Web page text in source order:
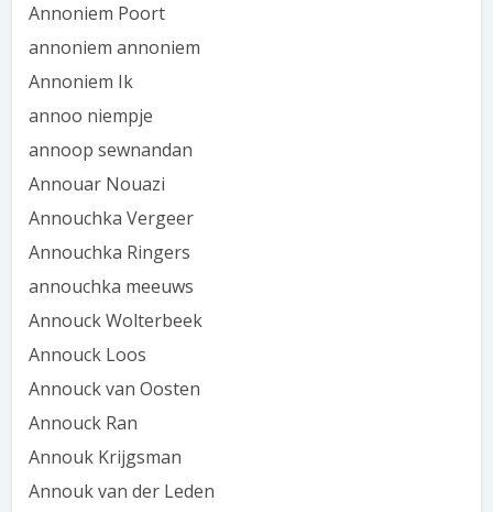
Annoniem Poort
annoniem annoniem
Annoniem Ik
annoo niempje
annoop sewnandan
Annouar Nouazi
Annouchka Vergeer
Annouchka Ringers
annouchka meeuws
Annouck Wolterbeek
Annouck Loos
Annouck van Oosten
Annouck Ran
Annouk Krijgsman
Annouk van der Leden